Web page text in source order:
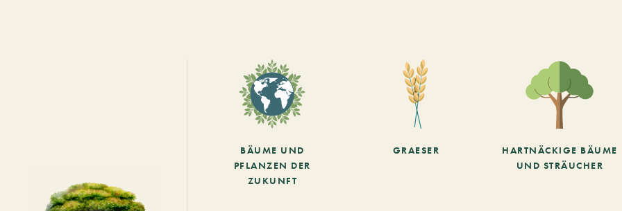
BÄUME UND
PFLANZEN DER
ZUKUNFT
GRAESER
HARTNÄCKIGE BÄUME
UND STRÄUCHER